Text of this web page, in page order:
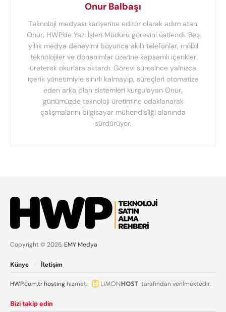
Onur Balbaşı
Teknoloji medyası kariyerine editör olarak adım atan
Onur, HWP'de Yazı İşleri Müdürü görevini üstlendi. Beş
yıllık medya deneyimi boyunca akıllı telefonlar, mobil
teknolojiler ve donanımlar üzerine kapsamlı içerikler
üreterek okurlara aktardı. Görevi süresince yalnızca
içerik yönetimiyle sınırlı kalmayıp, süreçleri otomatize
eden arka plan sistemleri kurgulayan Onur,
günümüzde teknoloji üretimine odaklanarak
çalışmalarını bilgisayar mühendisliği alanında
sürdürüyor.
Copyright © 2025, EMY Medya
Künye İletişim
HWP.com.trhosting hizmeti tarafından verilmektedir.
Bizi takip edin